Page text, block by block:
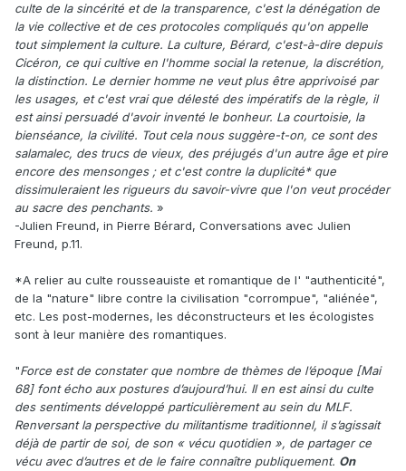
culte de la sincérité et de la transparence, c'est la dénégation de
la vie collective et de ces protocoles compliqués qu'on appelle
tout simplement la culture. La culture, Bérard, c'est-à-dire depuis
Cicéron, ce qui cultive en l'homme social la retenue, la discrétion,
la distinction. Le dernier homme ne veut plus être apprivoisé par
les usages, et c'est vrai que délesté des impératifs de la règle, il
est ainsi persuadé d'avoir inventé le bonheur. La courtoisie, la
bienséance, la civilité. Tout cela nous suggère-t-on, ce sont des
salamalec, des trucs de vieux, des préjugés d'un autre âge et pire
encore des mensonges ; et c'est contre la duplicité* que
dissimuleraient les rigueurs du savoir-vivre que l'on veut procéder
au sacre des penchants. »
-Julien Freund, in Pierre Bérard, Conversations avec Julien
Freund, p.11.
*A relier au culte rousseauiste et romantique de l' "authenticité",
de la "nature" libre contre la civilisation "corrompue", "aliénée",
etc. Les post-modernes, les déconstructeurs et les écologistes
sont à leur manière des romantiques.
"Force est de constater que nombre de thèmes de l’époque [Mai
68] font écho aux postures d’aujourd’hui. Il en est ainsi du culte
des sentiments développé particulièrement au sein du MLF.
Renversant la perspective du militantisme traditionnel, il s’agissait
déjà de partir de soi, de son « vécu quotidien », de partager ce
vécu avec d’autres et de le faire connaître publiquement. On